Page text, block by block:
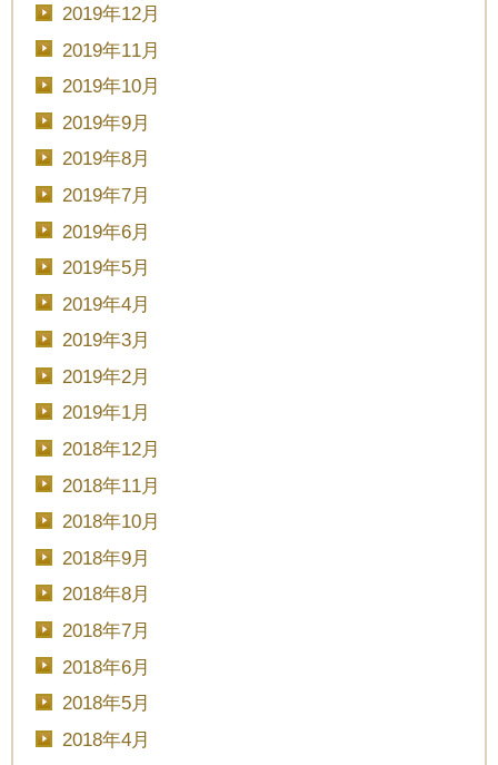
2019年12月
2019年11月
2019年10月
2019年9月
2019年8月
2019年7月
2019年6月
2019年5月
2019年4月
2019年3月
2019年2月
2019年1月
2018年12月
2018年11月
2018年10月
2018年9月
2018年8月
2018年7月
2018年6月
2018年5月
2018年4月
時間を選択してください
ブライダルフェア